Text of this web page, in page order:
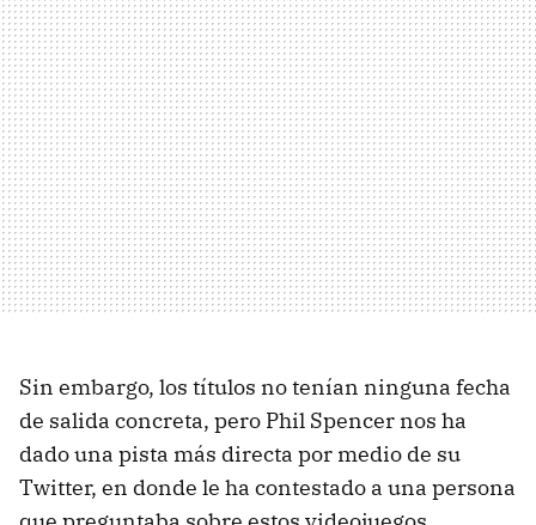
Sin embargo, los títulos no tenían ninguna fecha
de salida concreta, pero Phil Spencer nos ha
dado una pista más directa por medio de su
Twitter, en donde le ha contestado a una persona